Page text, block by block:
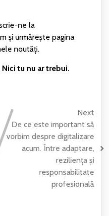
ne la
și urmărește pagina
noutăți.
tu nu ar trebui.
Next
De ce este important să
vorbim despre digitalizare
acum. Între adaptare,
reziliența și
responsabilitate
profesională